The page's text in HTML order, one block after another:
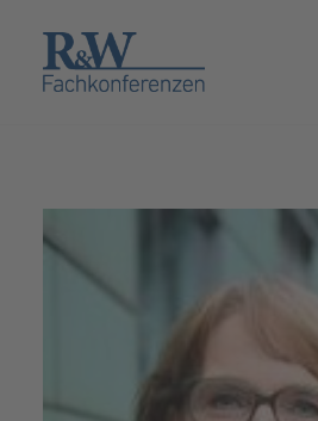
Partner werden